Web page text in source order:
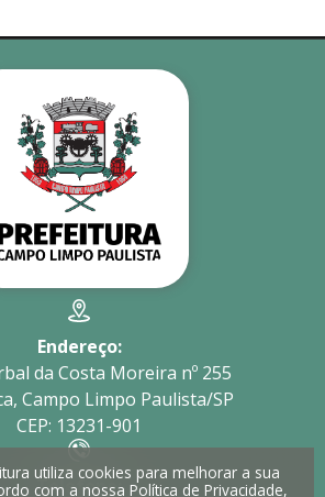
Endereço:
da Costa Moreira nº 255
Campo Limpo Paulista/SP
CEP: 13231-901
Telefone:
utiliza cookies para melhorar a sua
com a nossa Política de Privacidade,